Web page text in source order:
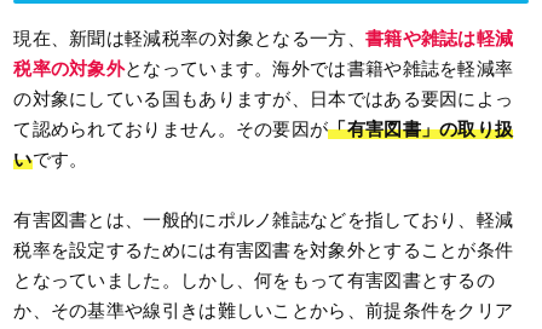
現在、新聞は軽減税率の対象となる一方、 書籍や雑誌は軽減
税率の対象外となっています。海外では書籍や雑誌を軽減率
の対象にしている国もありますが、日本ではある要因によっ
て認められておりません。その要因が「有害図書」の取り扱
いです。
有害図書とは、一般的にポルノ雑誌などを指しており、軽減
税率を設定するためには有害図書を対象外とすることが条件
となっていました。しかし、何をもって有害図書とするの
か、その基準や線引きは難しいことから、前提条件をクリア